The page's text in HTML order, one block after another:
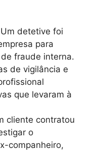
detetive foi
para
fraude interna.
de vigilância e
que levaram à
cliente contratou
o
companheiro,